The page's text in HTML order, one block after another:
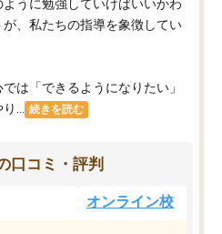
うに勉強していけばいいかわ
、私たちの指導を象徴してい
は「できるようになりたい」
...
続きを読む
口コミ・評判
オンライン校